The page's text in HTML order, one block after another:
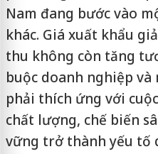
Nam đang bước vào
khác. Giá xuất khẩu
thu không còn tăng
buộc doanh nghiệp
phải thích ứng với
chất lượng, chế biến
vững trở thành yếu tố